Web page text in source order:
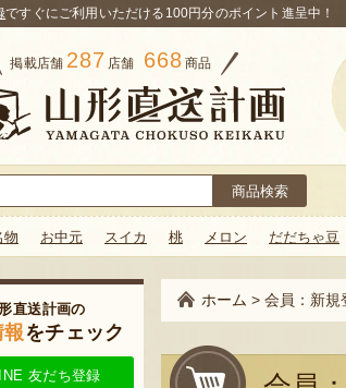
ですぐにご利用いただける100円分のポイント進呈中！
掲載店舗 287 店舗 668 商品
物 お中元 スイカ 桃 メロン だだちゃ豆
ホーム > 会員：新規
直送計画の
をチェック
友だち登録